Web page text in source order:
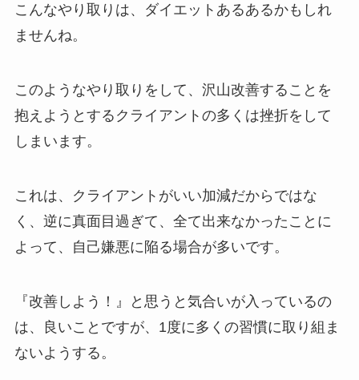
こんなやり取りは、ダイエットあるあるかもしれ
ませんね。
このようなやり取りをして、沢山改善することを
抱えようとするクライアントの多くは挫折をして
しまいます。
これは、クライアントがいい加減だからではな
く、逆に真面目過ぎて、全て出来なかったことに
よって、自己嫌悪に陥る場合が多いです。
『改善しよう！』と思うと気合いが入っているの
は、良いことですが、1度に多くの習慣に取り組ま
ないようする。